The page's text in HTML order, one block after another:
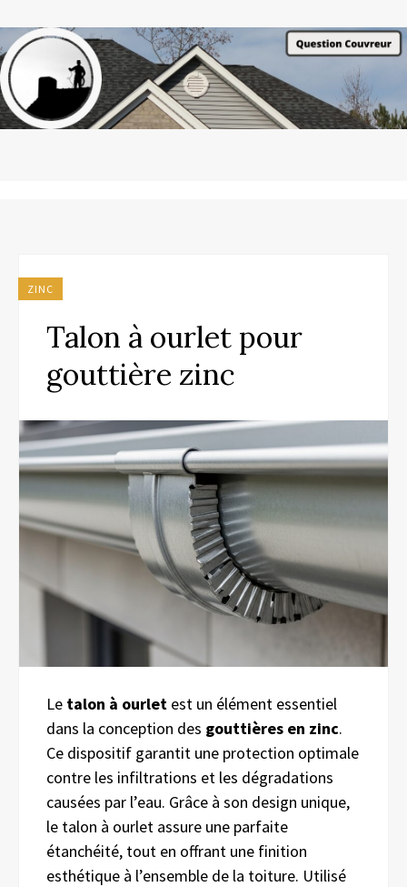
ZINC
Talon à ourlet pour
gouttière zinc
Le talon à ourlet est un élément essentiel
dans la conception des gouttières en zinc.
Ce dispositif garantit une protection optimale
contre les infiltrations et les dégradations
causées par l’eau. Grâce à son design unique,
le talon à ourlet assure une parfaite
étanchéité, tout en offrant une finition
esthétique à l’ensemble de la toiture. Utilisé